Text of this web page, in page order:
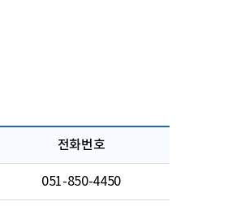
전화번호
051-850-4450